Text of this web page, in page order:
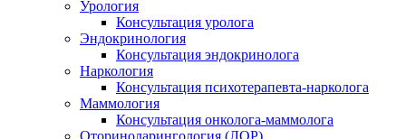
Урология
Консультация уролога
Эндокринология
Консультация эндокринолога
Наркология
Консультация психотерапевта-нарколога
Маммология
Консультация онколога-маммолога